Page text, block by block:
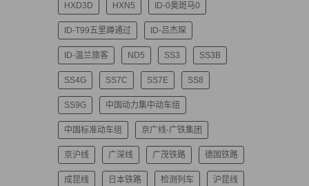
HXD3D HXN5 ID-0奥斑马0
ID-T99五里蹲通过 ID-吕杰琛
ID-温兰旅客 ND5 SS3 SS3B
SS4G SS7C SS7E SS8
SS9G 中国动力集中动车组
中国标准动车组 京广线-广铁集团
京沪线 广深线 广茂铁路 德国铁路
成昆线 日本铁路 检测列车 沪昆线